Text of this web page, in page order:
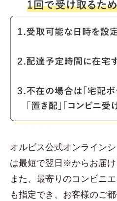
オルビス公式オンライン
は最短で翌日※からお届け
また、最寄りのコンビニ
も指定でき、お客様のご